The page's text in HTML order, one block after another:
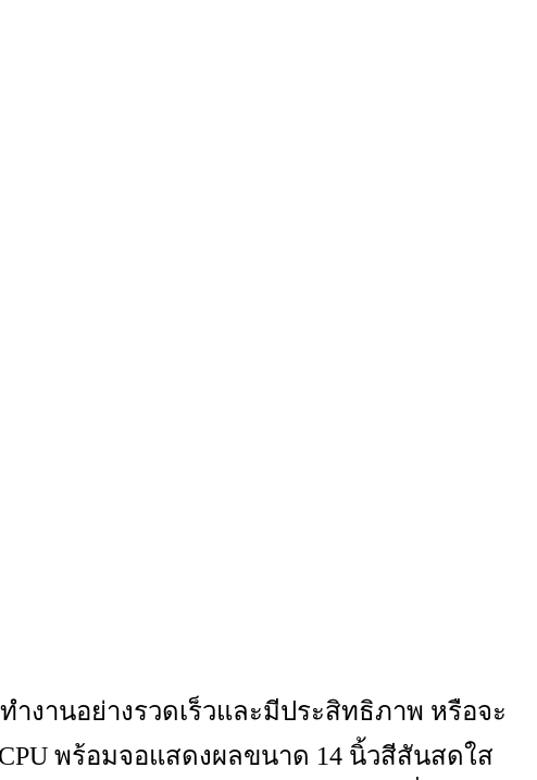
งานอย่างรวดเร็วและมีประสิทธิภาพ หรือจะ
พร้อมจอแสดงผลขนาด 14 นิ้วสีสันสดใส